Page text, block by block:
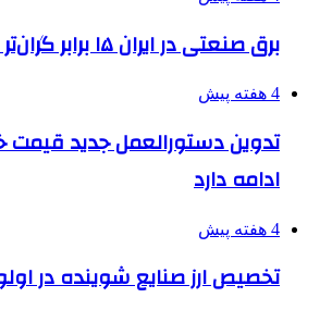
برق صنعتی در ایران ۱۵ برابر گران‌تر از خانگی است
4 هفته پیش
تدوین دستورالعمل جدید قیمت
ادامه دارد
4 هفته پیش
تخصیص ارز صنایع شوینده در